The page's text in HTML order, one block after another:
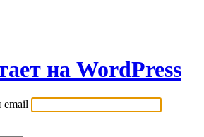
на WordPress
email